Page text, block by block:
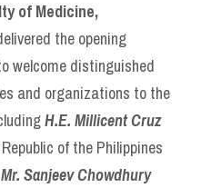
of Medicine,
the opening
welcome distinguished
and organizations to the
H.E. Millicent Cruz
of the Philippines
Mr. Sanjeev Chowdhury